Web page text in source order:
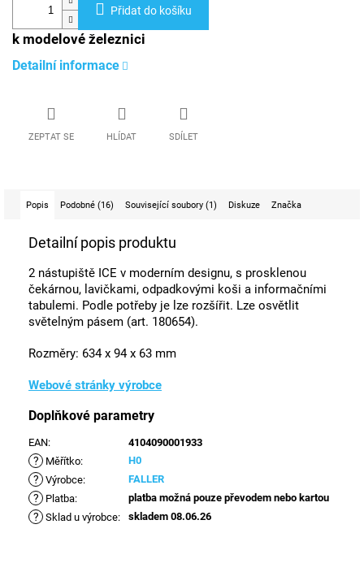
Přidat do košíku
k modelové železnici
Detailní informace
ZEPTAT SE HLÍDAT SDÍLET
Popis Podobné (16) Související soubory (1) Diskuze Značka
Detailní popis produktu
2 nástupiště ICE v moderním designu, s prosklenou
čekárnou, lavičkami, odpadkovými koši a informačními
tabulemi. Podle potřeby je lze rozšířit. Lze osvětlit
světelným pásem (art. 180654).
Rozměry: 634 x 94 x 63 mm
Webové stránky výrobce
Doplňkové parametry
EAN: 4104090001933
? Měřítko: H0
? Výrobce: FALLER
? Platba: platba možná pouze převodem nebo kartou
? Sklad u výrobce: skladem 08.06.26